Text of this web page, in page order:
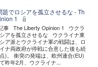
題でロシアを孤立させるな - Th
1
事 The Liberty Opinion 1 ウクラ
アを孤立させるな ウクライナ東
ア派とウクライナ軍の戦闘は、ロ
ナ両政府が停戦に合意した後も続
)。 衝突の発端は、欧州連合(EU)
昨年2月、ウクライナ...